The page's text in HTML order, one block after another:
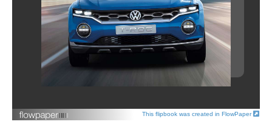
This flipbook was created in FlowPaper